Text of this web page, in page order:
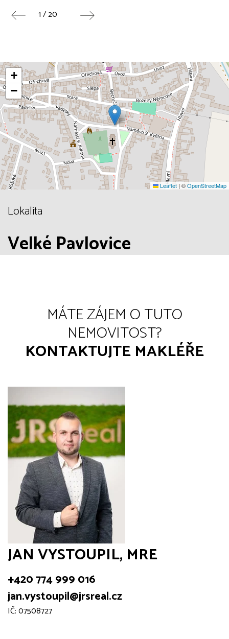
1 / 20
+
−
Leaflet | ©OpenStreetMap
Lokalita
Velké Pavlovice
MÁTE ZÁJEM O TUTO
NEMOVITOST?
KONTAKTUJTE MAKLÉŘE
JAN VYSTOUPIL, MRE
+420 774 999 016
jan.vystoupil@jrsreal.cz
IČ: 07508727